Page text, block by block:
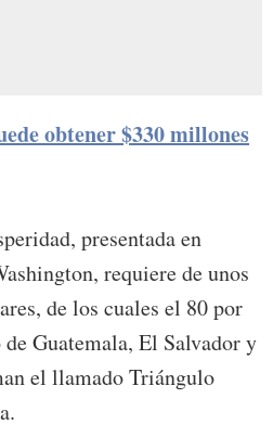
obtener $330 millones
presentada en
requiere de unos
de los cuales el 80 por
Guatemala, El Salvador y
el llamado Triángulo